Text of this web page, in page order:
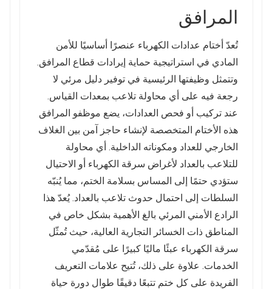
المرافق
تُعدّ أختام عدادات الكهرباء عنصرًا أساسيًا للأمن
المادي في استراتيجية حماية إيرادات قطاع المرافق.
وتتمثل وظيفتها الرئيسية في توفير دليل مرئي لا
رجعة فيه على أي محاولة تلاعب بمعدات القياس.
عند تركيب أو فحص العدادات، يضع موظفو المرافق
هذه الأختام المتخصصة لإنشاء حاجز آمن بين الغلاف
الخارجي للعداد ومكوناته الداخلية. أي محاولة
للتلاعب بالعداد لأغراض سرقة الكهرباء أو الاحتيال
ستؤدي حتمًا إلى المساس بسلامة الختم، مما يُنبّه
السلطات إلى احتمال حدوث تلاعب بالعداد. يُعدّ هذا
الرادع الأمني ​​المرئي بالغ الأهمية بشكل خاص في
المناطق ذات الخسائر التجارية العالية، حيث تُمثّل
سرقة الكهرباء عبئًا ماليًا كبيرًا على مُقدّمي
الخدمات. علاوة على ذلك، تُتيح علامات التعريف
الفريدة على كل ختم تتبعًا دقيقًا طوال دورة حياة